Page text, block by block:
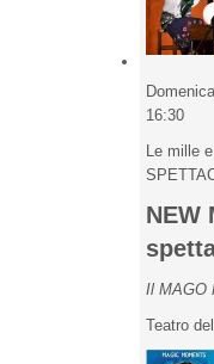
16:30
Le mille
NEW
Il MAGO
Teatro